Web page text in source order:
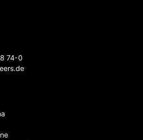
74-0
de